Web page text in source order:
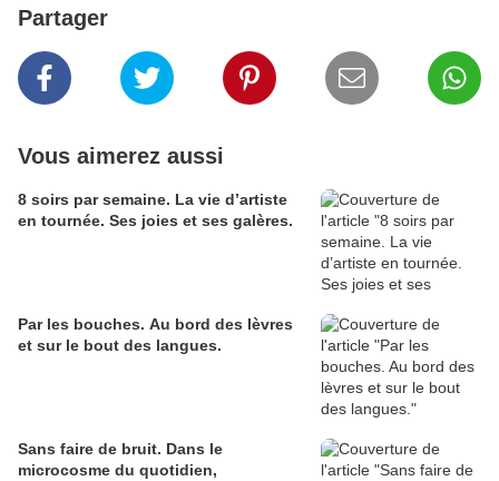
Partager
Vous aimerez aussi
8 soirs par semaine. La vie d’artiste
en tournée. Ses joies et ses galères.
Par les bouches. Au bord des lèvres
et sur le bout des langues.
Sans faire de bruit. Dans le
microcosme du quotidien,